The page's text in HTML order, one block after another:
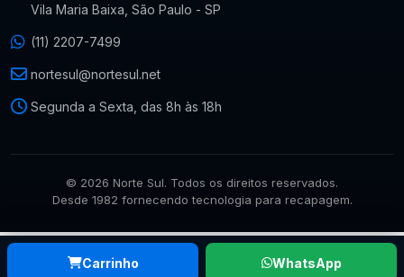
Vila Maria Baixa, São Paulo - SP
(11) 2207-7499
nortesul@nortesul.net
Segunda a Sexta, das 8h às 18h
© 2026 Norte Sul. Todos os direitos reservados.
Desde 1982 fornecendo tecnologia para recapagem.
Carrinho WhatsApp